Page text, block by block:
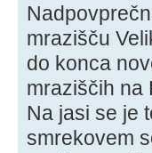
mrazišču
do konca
mraziščih na
Na jasi se je
smrekovem